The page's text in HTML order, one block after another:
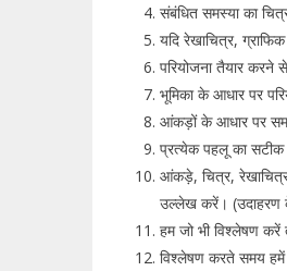
संबंधित समस्या का
यदि रेखाचित्र,
परियोजना तैयार
भूमिका के आधार पर
आंकड़ों के आधार पर
प्रत्येक पहलू का सटीक
आंकड़े, चित्र,
उल्लेख करें। (उदाहरण
हम जो भी विश्लेषण करें
विश्लेषण करते समय हमें